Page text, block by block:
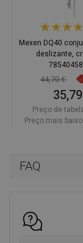
FAQ
Mexen DQ40
deslizante,
44,70 € -
Preço de
Preço mais